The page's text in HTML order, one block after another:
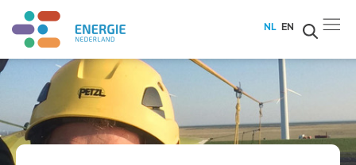
NL EN